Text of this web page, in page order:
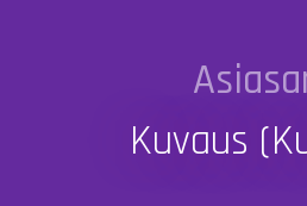
Kuvaus